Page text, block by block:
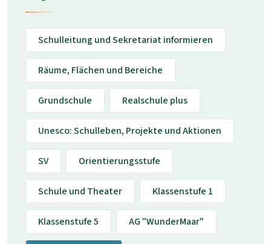
Schulleitung und Sekretariat informieren
Räume, Flächen und Bereiche
Grundschule Realschule plus
Unesco: Schulleben, Projekte und Aktionen
SV Orientierungsstufe
Schule und Theater Klassenstufe 1
Klassenstufe 5 AG "WunderMaar"